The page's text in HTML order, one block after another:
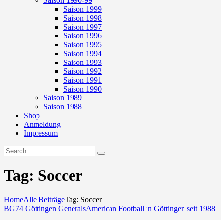
Saison 1999
Saison 1998
Saison 1997
Saison 1996
Saison 1995
Saison 1994
Saison 1993
Saison 1992
Saison 1991
Saison 1990
Saison 1989
Saison 1988
Shop
Anmeldung
Impressum
Tag: Soccer
HomeAlle BeiträgeTag: Soccer
BG74 Göttingen GeneralsAmerican Football in Göttingen seit 1988